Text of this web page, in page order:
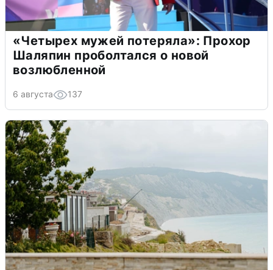
«Четырех мужей потеряла»: Прохор
Шаляпин проболтался о новой
возлюбленной
6 августа 137